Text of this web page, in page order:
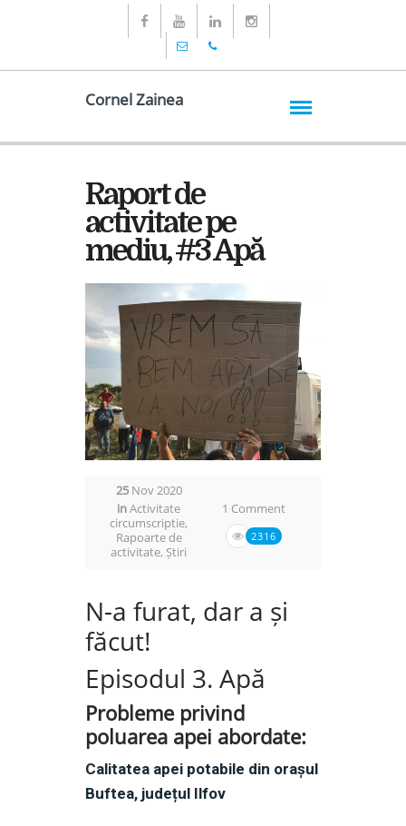
Cornel Zainea
Raport de
activitate pe
mediu, #3 Apă
25Nov 2020
inActivitate
circumscriptie,
Rapoarte de
activitate, Știri
1 Comment
2316
N-a furat, dar a și
făcut!
Episodul 3. Apă
Probleme privind
poluarea apei abordate:
Calitatea apei potabile din orașul
Buftea, județul Ilfov